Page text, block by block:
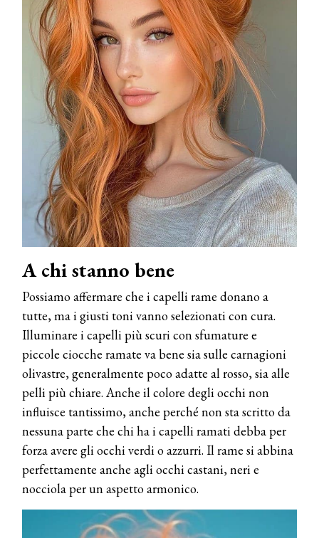
A chi stanno bene
Possiamo affermare che i capelli rame donano a
tutte, ma i giusti toni vanno selezionati con cura.
Illuminare i capelli più scuri con sfumature e
piccole ciocche ramate va bene sia sulle carnagioni
olivastre, generalmente poco adatte al rosso, sia alle
pelli più chiare. Anche il colore degli occhi non
influisce tantissimo, anche perché non sta scritto da
nessuna parte che chi ha i capelli ramati debba per
forza avere gli occhi verdi o azzurri. Il rame si abbina
perfettamente anche agli occhi castani, neri e
nocciola per un aspetto armonico.